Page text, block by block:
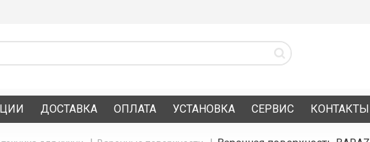
ДОСТАВКА ОПЛАТА УСТАНОВКА СЕРВИС КОНТАКТЫ